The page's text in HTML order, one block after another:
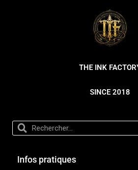
THE INK
SINCE 2018
Infos pratiques